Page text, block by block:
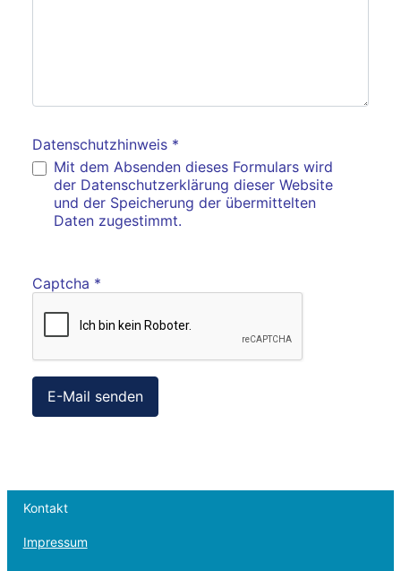
Datenschutzhinweis *
Datenschutzhinweis
Mit dem Absenden dieses Formulars wird
der Datenschutzerklärung dieser Website
und der Speicherung der übermittelten
Daten zugestimmt.
Captcha *
E-Mail senden
Kontakt
Impressum